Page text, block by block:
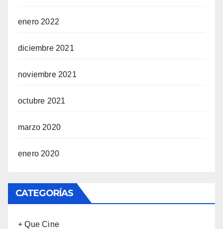
enero 2022
diciembre 2021
noviembre 2021
octubre 2021
marzo 2020
enero 2020
CATEGORÍAS
+ Que Cine